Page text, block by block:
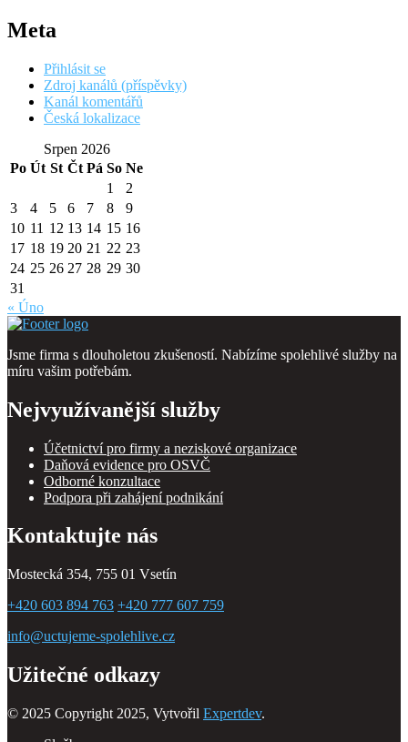
Meta
Přihlásit se
Zdroj kanálů (příspěvky)
Kanál komentářů
Česká lokalizace
Srpen 2026
Po Út St Čt Pá So Ne
1
2
3
4 5 6 7 8
9
10 11 12 13 14 15 16
17 18 19 20 21 22 23
24 25 26 27 28 29 30
31
« Úno
Jsme firma s dlouholetou zkušeností. Nabízíme spolehlivé služby na
míru vašim potřebám.
Nejvyužívanější služby
Účetnictví pro firmy a neziskové organizace
Daňová evidence pro OSVČ
Odborné konzultace
Podpora při zahájení podnikání
Kontaktujte nás
Mostecká 354, 755 01 Vsetín
+420 603 894 763 +420 777 607 759
info@uctujeme-spolehlive.cz
Užitečné odkazy
© 2025 Copyright 2025, Vytvořil Expertdev.